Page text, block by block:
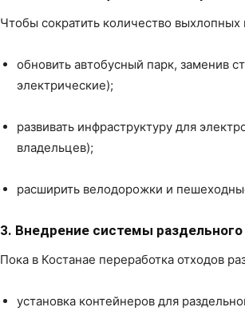
Чтобы сократить количество выхлопных
обновить автобусный парк, заменив
электрические);
развивать инфраструктуру для
владельцев);
расширить велодорожки и
3. Внедрение системы
Пока в Костанае переработка отходов
установка контейнеров для